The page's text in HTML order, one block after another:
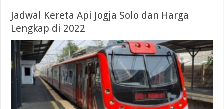
Jadwal Kereta Api Jogja Solo dan Harga
Lengkap di 2022